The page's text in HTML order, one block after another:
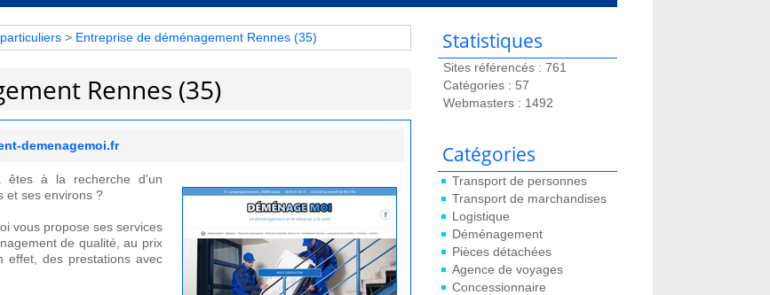
Statistiques
Sites référencés : 761
Catégories : 57
Webmasters : 1492
Catégories
Transport de personnes
Transport de marchandises
Logistique
Déménagement
Pièces détachées
Agence de voyages
Concessionnaire
> Entreprise de déménagement Rennes (35)
Rennes (35)
demenagemoi.fr
êtes à la recherche d'un
et ses environs ?
vous propose ses services
de qualité, au prix
effet, des prestations avec